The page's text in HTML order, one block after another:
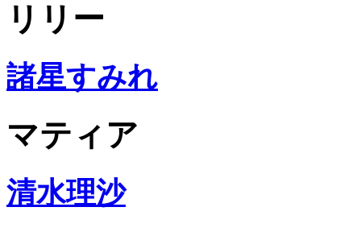
リリー
諸星すみれ
マティア
清水理沙